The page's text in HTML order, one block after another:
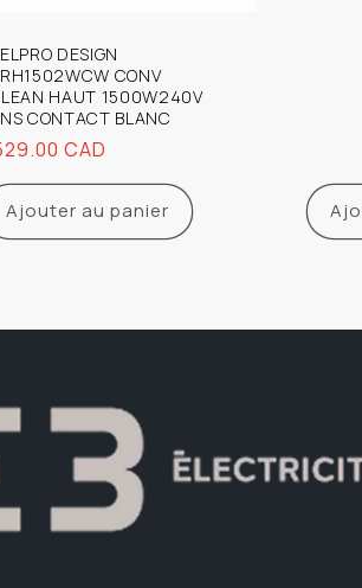
DESIGN
CONV
HAUT 1500W240V
CONTACT BLANC
CAD
Ajouter au panier